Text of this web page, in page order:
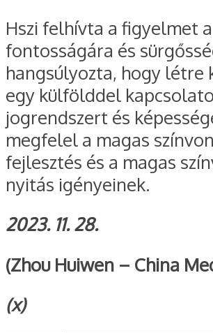
Hszi felhívta a figyelmet
fontosságára és
hangsúlyozta, hogy létre
egy külfölddel
jogrendszert és
megfelel a magas
fejlesztés és a magas
nyitás igényeinek.
2023. 11. 28.
(Zhou Huiwen – China
(x)